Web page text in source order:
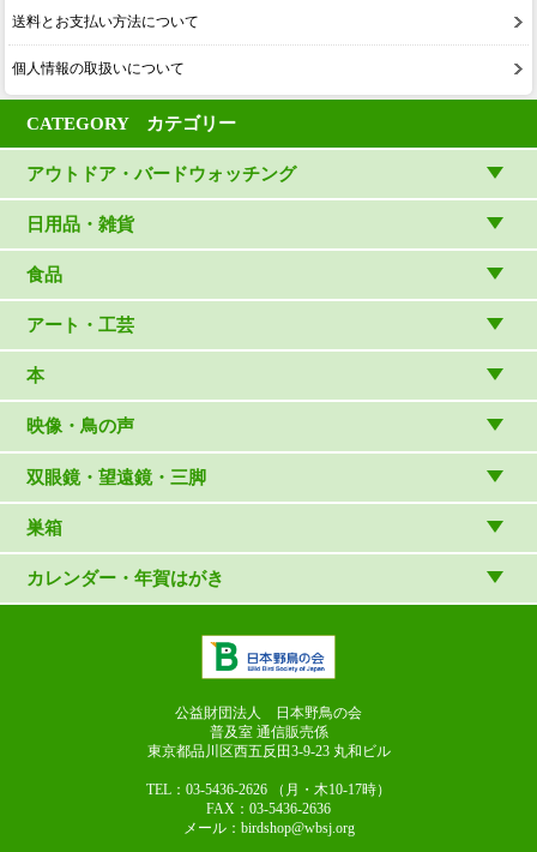
送料とお支払い方法について
個人情報の取扱いについて
CATEGORY カテゴリー
アウトドア・バードウォッチング
アウトドアウェア
アウトドア雑貨
バードウォッチング用品
日用品・雑貨
リビング・キッチン・ファッション
ゲーム・ホビー・文具
食品
食品
アート・工芸
雑貨（村上康成）
マスコット・ブローチほか
本
図鑑
読み物
写真集・ガイドブック・絵本
日本野鳥の会連携団体の出版物
論文集（ストリクス）
映像・鳥の声
CD
DVD・ブルーレイ・ビデオ
鳴き声タッチペンなど
双眼鏡・望遠鏡・三脚
スターターセット
双眼鏡
巣箱
巣箱など
カレンダー・年賀はがき
公益財団法人 日本野鳥の会
普及室 通信販売係
東京都品川区西五反田3-9-23 丸和ビル
TEL：03-5436-2626
（月・木10-17時）
FAX：03-5436-2636
メール：birdshop@wbsj.org